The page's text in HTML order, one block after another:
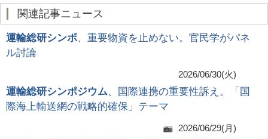
関連記事ニュース
運輸総研シンポ、重要物資を止めない。官民学がパネ
ル討論
2026/06/30(火)
運輸総研シンポジウム、国際連携の重要性訴え。「国
際海上輸送網の戦略的確保」テーマ
2026/06/29(月)